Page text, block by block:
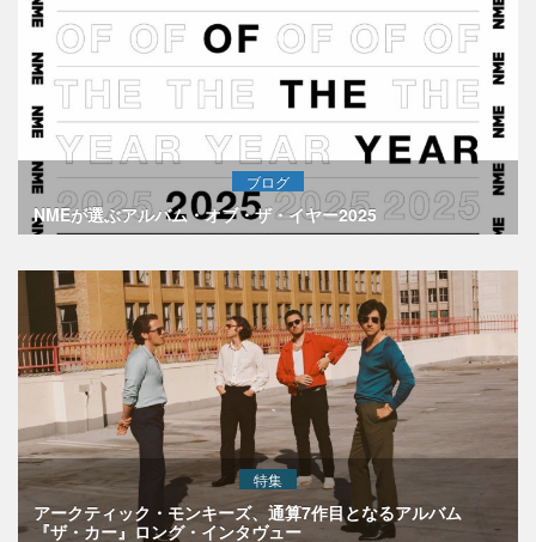
ブログ
NMEが選ぶアルバム・オブ・ザ・イヤー2025
特集
アークティック・モンキーズ、通算7作目となるアルバム
『ザ・カー』ロング・インタヴュー